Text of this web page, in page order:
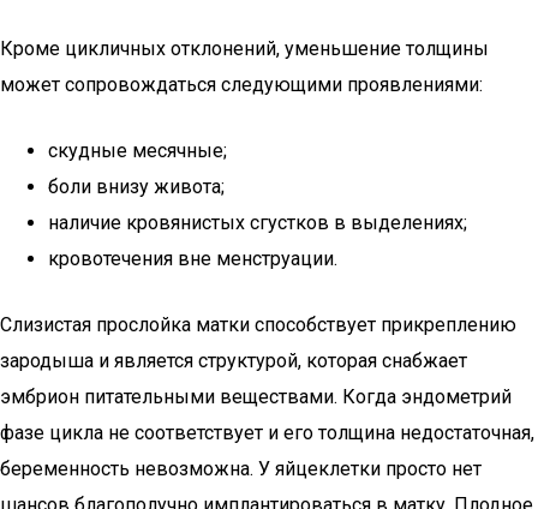
Кроме цикличных отклонений, уменьшение толщины
может сопровождаться следующими проявлениями:
скудные месячные;
боли внизу живота;
наличие кровянистых сгустков в выделениях;
кровотечения вне менструации.
Слизистая прослойка матки способствует прикреплению
зародыша и является структурой, которая снабжает
эмбрион питательными веществами. Когда эндометрий
фазе цикла не соответствует и его толщина недостаточная,
беременность невозможна. У яйцеклетки просто нет